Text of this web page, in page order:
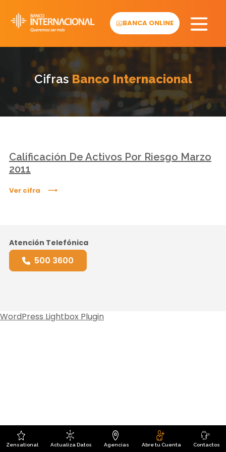
content
BANCA ONLINE
Cifras Banco Internacional
Calificación De Activos Por Riesgo Marzo
2011
Ver cifra
Atención Telefónica
500 3600
Zensational Actualiza Datos Agencias Abre tu Cuenta Contactos
WordPress Lightbox Plugin